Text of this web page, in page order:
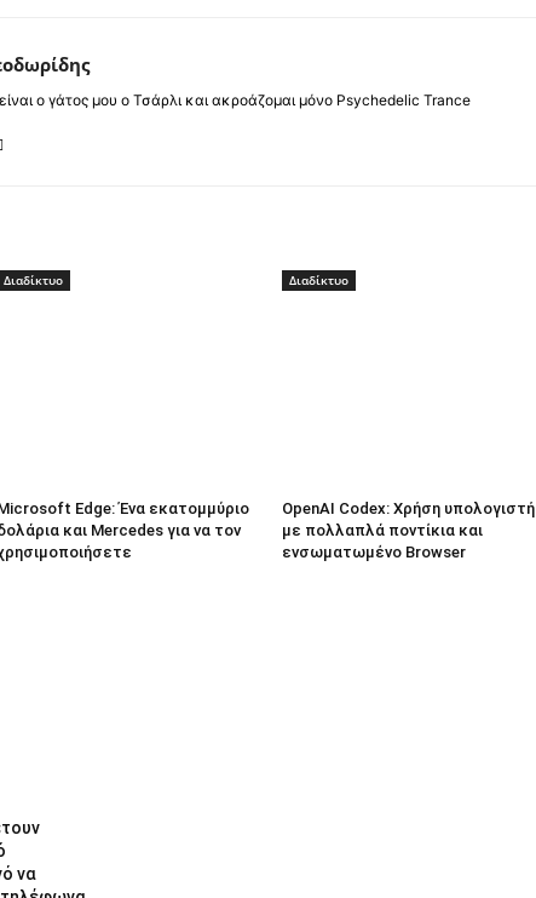
ο γάτος μου ο Τσάρλι και ακροάζομαι μόνο Psychedelic Trance
Διαδίκτυο
Edge: Ένα εκατομμύριο
και Mercedes για να τον
Διαδίκτυο
OpenAI Codex: Χρήση υπολογιστή
με πολλαπλά ποντίκια και
ενσωματωμένο Browser
να